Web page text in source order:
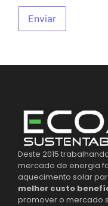
ú
Enviar
Deste 2015
mercado de energia
aquecimento solar
melhor custo
promover o mercado